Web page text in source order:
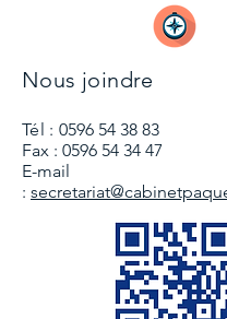
Nous joindre
Tél : 0596 54 38 83
Fax : 0596 54 34 47
E-mail
: